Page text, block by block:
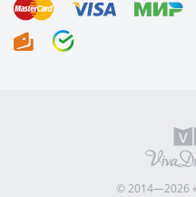
© 2014—2026